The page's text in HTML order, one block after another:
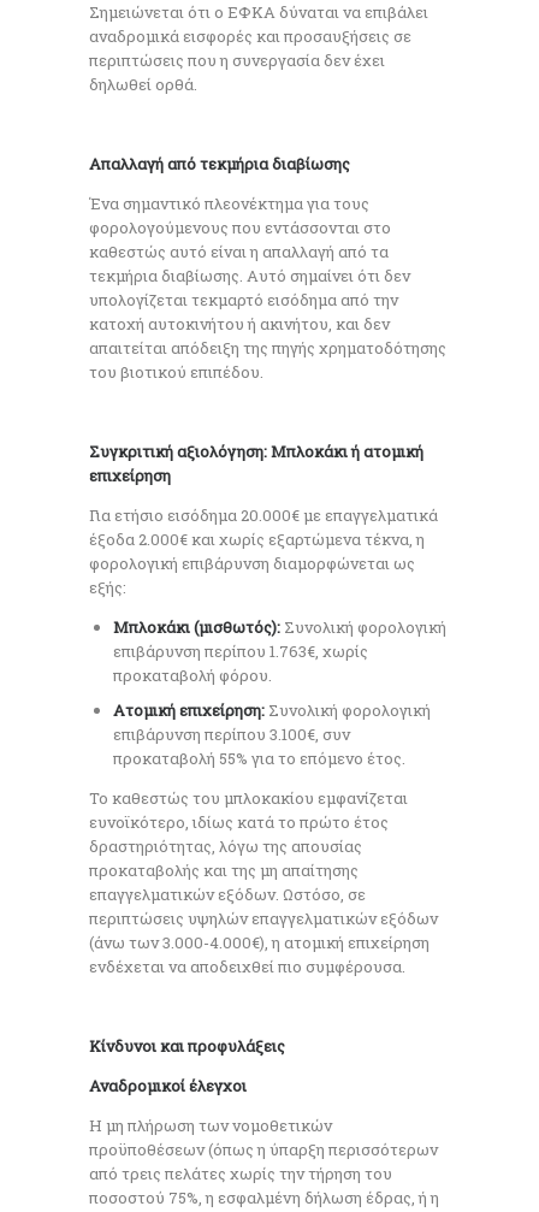
Σημειώνεται ότι ο ΕΦΚΑ δύναται να επιβάλει
αναδρομικά εισφορές και προσαυξήσεις σε
περιπτώσεις που η συνεργασία δεν έχει
δηλωθεί ορθά.
Απαλλαγή από τεκμήρια διαβίωσης
Ένα σημαντικό πλεονέκτημα για τους
φορολογούμενους που εντάσσονται στο
καθεστώς αυτό είναι η απαλλαγή από τα
τεκμήρια διαβίωσης. Αυτό σημαίνει ότι δεν
υπολογίζεται τεκμαρτό εισόδημα από την
κατοχή αυτοκινήτου ή ακινήτου, και δεν
απαιτείται απόδειξη της πηγής χρηματοδότησης
του βιοτικού επιπέδου.
Συγκριτική αξιολόγηση: Μπλοκάκι ή ατομική
επιχείρηση
Για ετήσιο εισόδημα 20.000€ με επαγγελματικά
έξοδα 2.000€ και χωρίς εξαρτώμενα τέκνα, η
φορολογική επιβάρυνση διαμορφώνεται ως
εξής:
Μπλοκάκι (μισθωτός):Συνολική φορολογική
επιβάρυνση περίπου 1.763€, χωρίς
προκαταβολή φόρου.
Ατομική επιχείρηση:Συνολική φορολογική
επιβάρυνση περίπου 3.100€, συν
προκαταβολή 55% για το επόμενο έτος.
Το καθεστώς του μπλοκακίου εμφανίζεται
ευνοϊκότερο, ιδίως κατά το πρώτο έτος
δραστηριότητας, λόγω της απουσίας
προκαταβολής και της μη απαίτησης
επαγγελματικών εξόδων. Ωστόσο, σε
περιπτώσεις υψηλών επαγγελματικών εξόδων
(άνω των 3.000-4.000€), η ατομική επιχείρηση
ενδέχεται να αποδειχθεί πιο συμφέρουσα.
Κίνδυνοι και προφυλάξεις
Αναδρομικοί έλεγχοι
Η μη πλήρωση των νομοθετικών
προϋποθέσεων (όπως η ύπαρξη περισσότερων
από τρεις πελάτες χωρίς την τήρηση του
ποσοστού 75%, η εσφαλμένη δήλωση έδρας, ή η